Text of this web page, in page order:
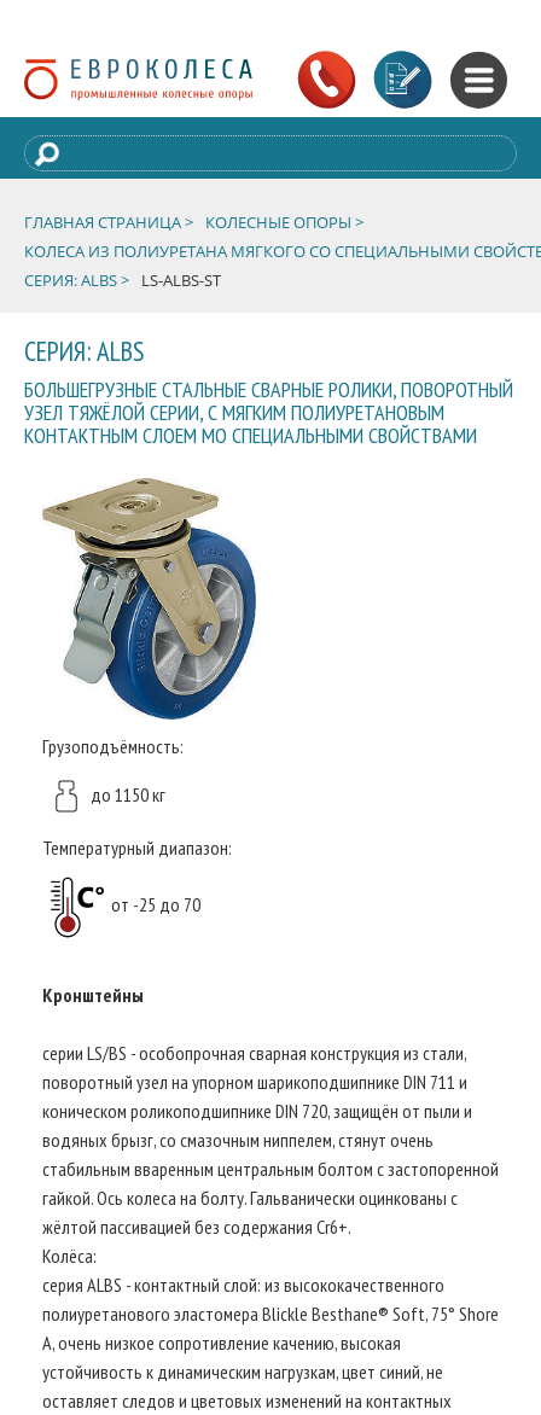
ГЛАВНАЯ СТРАНИЦА >
КОЛЕСНЫЕ ОПОРЫ >
КОЛЕСА ИЗ ПОЛИУРЕТАНА МЯГКОГО СО СПЕЦИАЛЬНЫМИ
СЕРИЯ: ALBS >
LS-ALBS-ST
СЕРИЯ: ALBS
БОЛЬШЕГРУЗНЫЕ СТАЛЬНЫЕ СВАРНЫЕ РОЛИКИ, ПОВОРОТНЫЙ
УЗЕЛ ТЯЖЁЛОЙ СЕРИИ, С МЯГКИМ ПОЛИУРЕТАНОВЫМ
КОНТАКТНЫМ СЛОЕМ МО СПЕЦИАЛЬНЫМИ СВОЙСТВАМИ
Грузоподъёмность:
до 1150 кг
Температурный диапазон:
от -25 до 70
Кронштейны
серии LS/BS - особопрочная сварная конструкция из стали,
поворотный узел на упорном шарикоподшипнике DIN 711 и
коническом роликоподшипнике DIN 720, защищён от пыли и
водяных брызг, со смазочным ниппелем, стянут очень
стабильным вваренным центральным болтом с застопоренной
гайкой. Ось колеса на болту. Гальванически оцинкованы с
жёлтой пассивацией без содержания Cr6+.
Колёса:
серия ALBS - контактный слой: из высококачественного
полиуретанового эластомера Blickle Besthane® Soft, 75° Shore
A, очень низкое сопротивление качению, высокая
устойчивость к динамическим нагрузкам, цвет синий, не
оставляет следов и цветовых изменений на контактных